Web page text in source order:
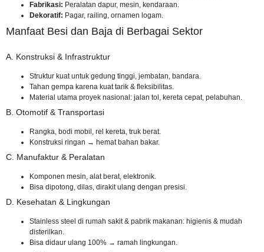
Fabrikasi: Peralatan dapur, mesin, kendaraan.
Dekoratif: Pagar, railing, ornamen logam.
Manfaat Besi dan Baja di Berbagai Sektor
A. Konstruksi & Infrastruktur
Struktur kuat untuk gedung tinggi, jembatan, bandara.
Tahan gempa karena kuat tarik & fleksibilitas.
Material utama proyek nasional: jalan tol, kereta cepat, pelabuhan.
B. Otomotif & Transportasi
Rangka, bodi mobil, rel kereta, truk berat.
Konstruksi ringan → hemat bahan bakar.
C. Manufaktur & Peralatan
Komponen mesin, alat berat, elektronik.
Bisa dipotong, dilas, dirakit ulang dengan presisi.
D. Kesehatan & Lingkungan
Stainless steel di rumah sakit & pabrik makanan: higienis & mudah
disterilkan.
Bisa didaur ulang 100% → ramah lingkungan.